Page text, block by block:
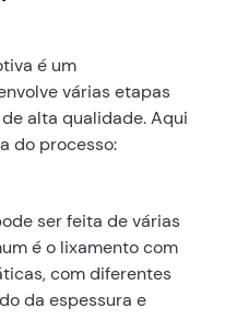
é um
várias etapas
alta qualidade. Aqui
do processo:
ser feita de várias
é o lixamento com
com diferentes
da espessura e